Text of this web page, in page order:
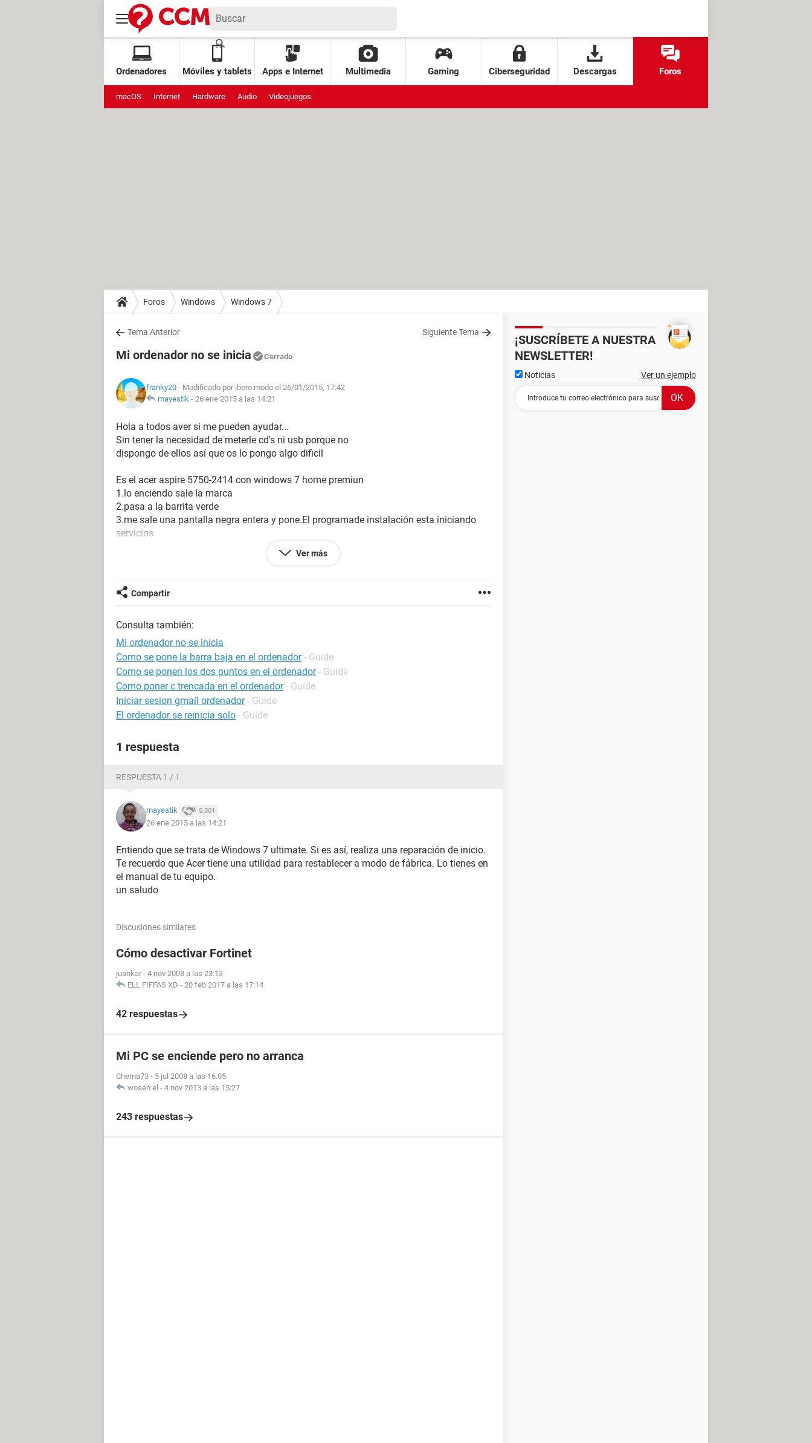
Ordenadores Móviles y tablets Apps e Internet Multimedia Gaming Ciberseguridad Descargas Foros
macOS Internet Hardware Audio Videojuegos
Foros Windows Windows 7
Tema Anterior Siguiente Tema
Mi ordenador no se inicia Cerrado
franky20 - Modificado por ibero.modo el 26/01/2015, 17:42
mayestik - 26 ene 2015 a las 14:21
Hola a todos aver si me pueden ayudar...
Sin tener la necesidad de meterle cd's ni usb porque no
dispongo de ellos así que os lo pongo algo dificil
Es el acer aspire 5750-2414 con windows 7 home premiun
1.lo enciendo sale la marca
2.pasa a la barrita verde
3.me sale una pantalla negra entera y pone.El programade instalación esta iniciando
servicios
intenteis ayudarme
Ver más
Compartir
Consulta también:
Mi ordenador no se inicia
Como se pone la barra baja en el ordenador - Guide
Como se ponen los dos puntos en el ordenador - Guide
Como poner c trencada en el ordenador - Guide
Iniciar sesion gmail ordenador - Guide
El ordenador se reinicia solo - Guide
1 respuesta
RESPUESTA 1 / 1
mayestik 5.001
26 ene 2015 a las 14:21
Entiendo que se trata de Windows 7 ultimate. Si es así, realiza una reparación de inicio.
Te recuerdo que Acer tiene una utilidad para restablecer a modo de fábrica. Lo tienes en
el manual de tu equipo.
un saludo
Discusiones similares
Cómo desactivar Fortinet
juankar - 4 nov 2008 a las 23:13
ELL FIFFAS XD - 20 feb 2017 a las 17:14
42 respuestas
Mi PC se enciende pero no arranca
Chema73 - 5 jul 2008 a las 16:05
wosen el - 4 nov 2013 a las 15:27
243 respuestas
¡SUSCRÍBETE A NUESTRA
NEWSLETTER!
Noticias Ver un ejemplo